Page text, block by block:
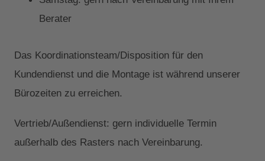
Berater
Das Koordinationsteam/Disposition für den
Kundendienst und die Montage ist während unserer
Bürozeiten zu erreichen.
Vertrieb/Außendienst: gern individuelle Termin
außerhalb des Rasters nach Vereinbarung.